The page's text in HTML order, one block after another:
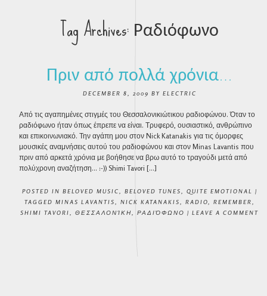
Tag Archives:Ραδιόφωνο
Πριν από πολλά χρόνια…
DECEMBER 8, 2009 BY ELECTRIC
Από τις αγαπημένες στιγμές του Θεσσαλονικιώτικου ραδιοφώνου. Όταν το
ραδιόφωνο ήταν όπως έπρεπε να είναι. Τρυφερό, ουσιαστικό, ανθρώπινο
και επικοινωνιακό. Την αγάπη μου στον Nick Katanakis για τις όμορφες
μουσικές αναμνήσεις αυτού του ραδιοφώνου και στον Minas Lavantis που
πριν από αρκετά χρόνια με βοήθησε να βρω αυτό το τραγούδι μετά από
πολύχρονη αναζήτηση… :-)) Shimi Tavori […]
POSTED IN BELOVED MUSIC BELOVED TUNES QUITE EMOTIONAL
|
TAGGED MINAS LAVANTIS NICK KATANAKIS RADIO REMEMBER
SHIMI TAVORI
ΘΕΣΣΑΛΟΝΊΚΗ ΡΑΔΙΌΦΩΝΟ | LEAVE A COMMENT
POST NAVIGATION